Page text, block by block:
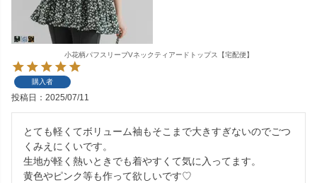
小花柄パフスリーブVネックティアードトップス【宅配便】
購入者
投稿日 2025/07/11
とても軽くてボリューム袖もそこまで大きすぎないのでごつ
くみえにくいです。
生地が軽く熱いときでも着やすくて気に入ってます。
黄色やピンク等も作って欲しいです♡